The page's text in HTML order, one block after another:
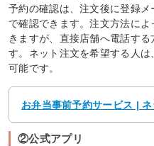
予約の確認は、注文後に登録
で確認できます。注文方法に
きますが、直接店舗へ電話す
す。ネット注文を希望する人
可能です。
お弁当事前予約サービス |
②公式アプリ